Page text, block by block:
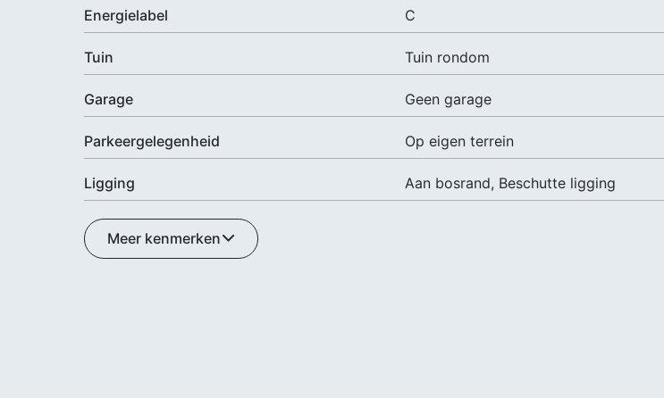
Energielabel C
Tuin Tuin rondom
Garage Geen garage
Parkeergelegenheid Op eigen terrein
Ligging Aan bosrand, Beschutte ligging
Meer kenmerken